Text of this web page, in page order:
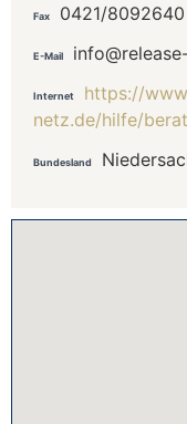
Fax 0421/8092640
E-Mail
Internet
https://
netz.de/hilfe/
Bundesland